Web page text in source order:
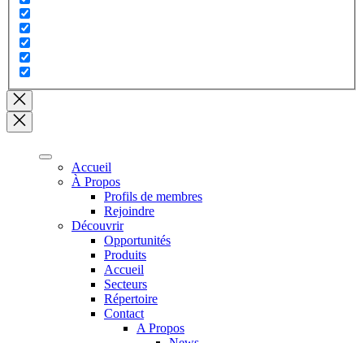
Close
search
Accueil
À Propos
Profils de membres
Rejoindre
Découvrir
Opportunités
Produits
Accueil
Secteurs
Répertoire
Contact
A Propos